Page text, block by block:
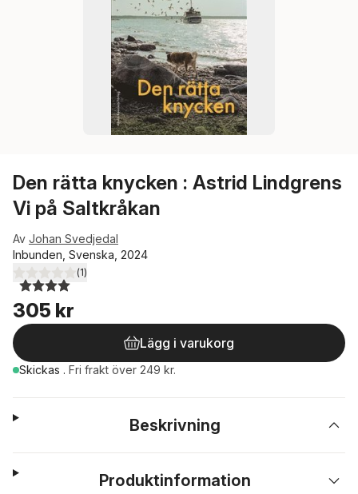
Den rätta knycken : Astrid Lindgrens
Vi på Saltkråkan
Av Johan Svedjedal
Inbunden, Svenska, 2024
4,0utav 5 stjärnor. Totalt antal röster:
(1)
305 kr
Lägg i varukorg
Skickas . Fri frakt över 249 kr.
Beskrivning
Produktinformation